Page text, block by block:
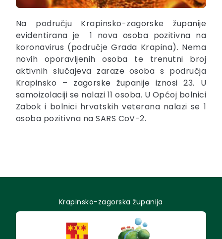
Na području Krapinsko-zagorske županije
evidentirana je 1 nova osoba pozitivna na
koronavirus (područje Grada Krapina). Nema
novih oporavljenih osoba te trenutni broj
aktivnih slučajeva zaraze osoba s područja
Krapinsko – zagorske županije iznosi 23. U
samoizolaciji se nalazi 11 osoba. U Općoj bolnici
Zabok i bolnici hrvatskih veterana nalazi se 1
osoba pozitivna na SARS CoV-2.
Krapinsko-zagorska županija